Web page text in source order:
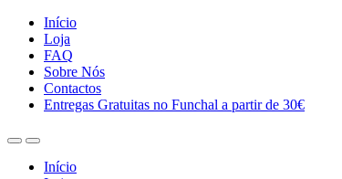
Início
Loja
FAQ
Sobre Nós
Contactos
Entregas Gratuitas no Funchal a partir de 30€
Início